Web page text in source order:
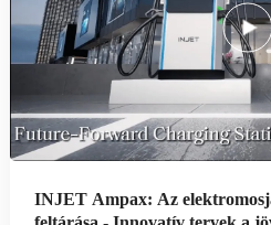
INJET Ampax: Az